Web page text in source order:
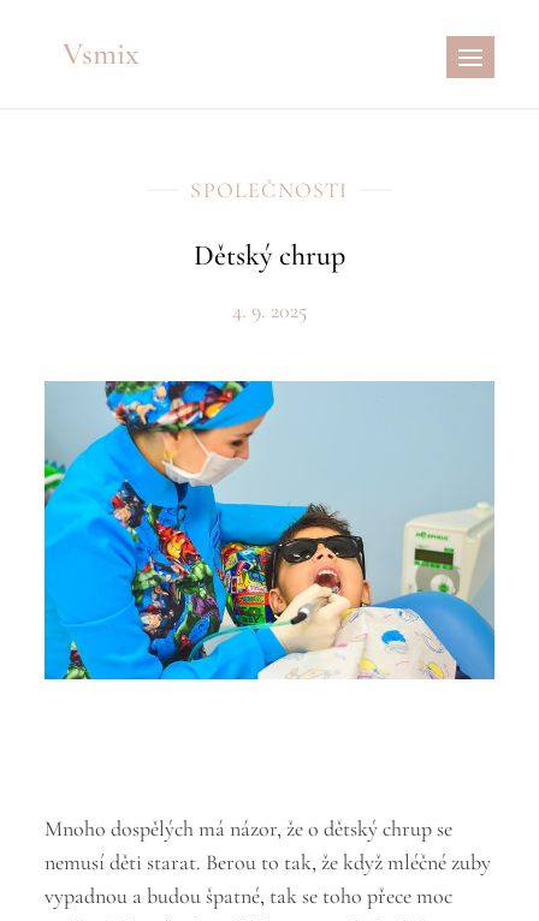
Vsmix
SPOLEČNOSTI
Dětský chrup
4. 9. 2025
Mnoho dospělých má názor, že o dětský chrup se
nemusí děti starat. Berou to tak, že když mléčné zuby
vypadnou a budou špatné, tak se toho přece moc